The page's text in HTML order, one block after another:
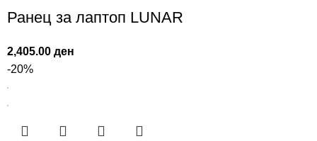
Ранец за лаптоп LUNAR
2,405.00ден
-20%